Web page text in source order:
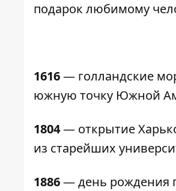
подарок любимому
1616— голландские
южную точку Южной
1804— открытие
из старейших
1886— день рождения